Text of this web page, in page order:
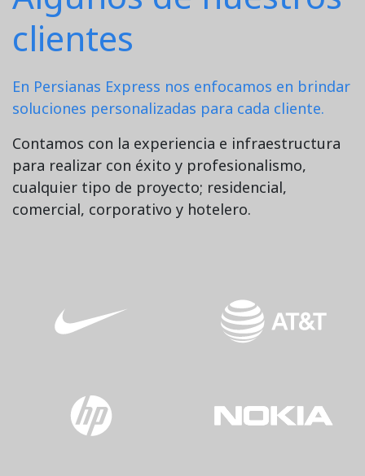
clientes
En Persianas Express nos enfocamos en brindar
soluciones personalizadas para cada cliente.
Contamos con la experiencia e infraestructura
para realizar con éxito y profesionalismo,
cualquier tipo de proyecto; residencial,
comercial, corporativo y hotelero.